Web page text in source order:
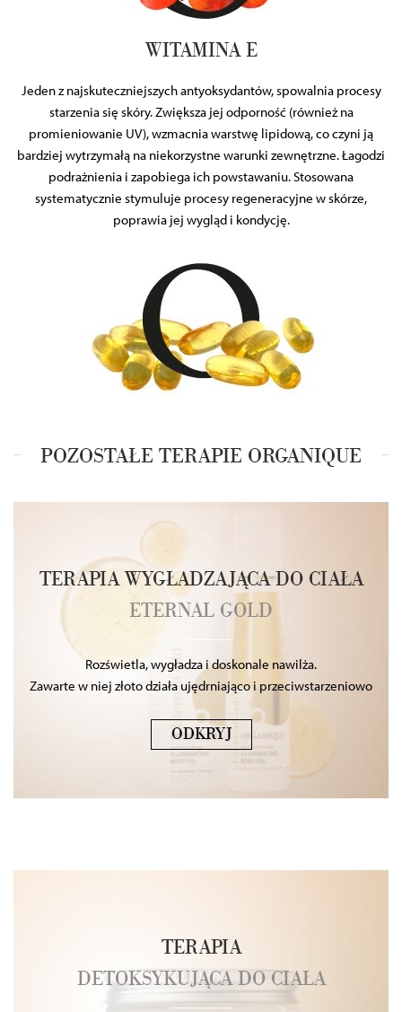
WITAMINA E
Jeden z najskuteczniejszych antyoksydantów, spowalnia procesy
starzenia się skóry. Zwiększa jej odporność (również na
promieniowanie UV), wzmacnia warstwę lipidową, co czyni ją
bardziej wytrzymałą na niekorzystne warunki zewnętrzne. Łagodzi
podrażnienia i zapobiega ich powstawaniu. Stosowana
systematycznie stymuluje procesy regeneracyjne w skórze,
poprawia jej wygląd i kondycję.
POZOSTAŁE TERAPIE ORGANIQUE
TERAPIA WYGŁADZAJĄCA DO CIAŁA
ETERNAL GOLD
Rozświetla, wygładza i doskonale nawilża.
Zawarte w niej złoto działa ujędrniająco i przeciwstarzeniowo
ODKRYJ
TERAPIA
DETOKSYKUJĄCA DO CIAŁA